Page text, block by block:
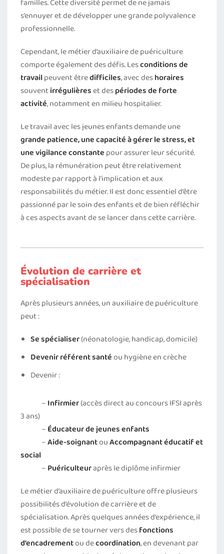
familles. Cette diversité permet de ne jamais
s’ennuyer et de développer une grande polyvalence
professionnelle.
Cependant, le métier d’auxiliaire de puériculture
comporte également des défis. Lesconditions de
travailpeuvent êtredifficiles, avec deshoraires
souventirrégulièreset despériodes de forte
activité, notamment en milieu hospitalier.
Le travail avec les jeunes enfants demande une
grande patience, une capacité à gérer le stress, et
une vigilance constante pour assurer leur sécurité.
De plus, la rémunération peut être relativement
modeste par rapport à l’implication et aux
responsabilités du métier. Il est donc essentiel d’être
passionné par le soin des enfants et de bien réfléchir
à ces aspects avant de se lancer dans cette carrière.
Évolution de carrière et
spécialisation
Après plusieurs années, un auxiliaire de puériculture
peut :
Se spécialiser(néonatologie, handicap, domicile)
Devenirréférent santéou hygiène en crèche
Devenir :
– Infirmier(accès direct au concours IFSI après
3 ans)
– Éducateur de jeunes enfants
–Aide-soignantouAccompagnant éducatif et
social
– Puériculteuraprès le diplôme infirmier
Le métier d’auxiliaire de puériculture offre plusieurs
possibilités d’évolution de carrière et de
spécialisation. Après quelques années d’expérience, il
est possible de se tourner vers desfonctions
d’encadrementou decoordination, en devenant par